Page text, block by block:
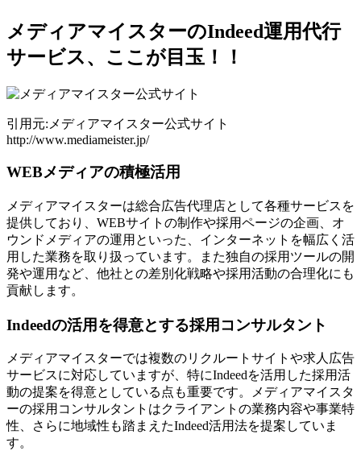
メディアマイスターのIndeed運用代行
サービス、ここが目玉！！
引用元:メディアマイスター公式サイト
http://www.mediameister.jp/
WEBメディアの積極活用
メディアマイスターは総合広告代理店として各種サービスを
提供しており、WEBサイトの制作や採用ページの企画、オ
ウンドメディアの運用といった、インターネットを幅広く活
用した業務を取り扱っています。また独自の採用ツールの開
発や運用など、他社との差別化戦略や採用活動の合理化にも
貢献します。
Indeedの活用を得意とする採用コンサルタント
メディアマイスターでは複数のリクルートサイトや求人広告
サービスに対応していますが、特にIndeedを活用した採用活
動の提案を得意としている点も重要です。メディアマイスタ
ーの採用コンサルタントはクライアントの業務内容や事業特
性、さらに地域性も踏まえたIndeed活用法を提案していま
す。